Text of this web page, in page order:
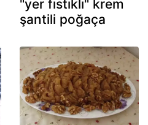
"yer fıstıklı" krem
şantili poğaça